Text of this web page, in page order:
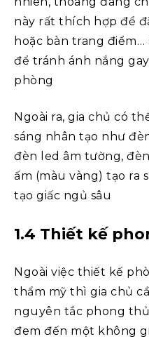
này rất thích hợp để
hoặc bàn trang
để tránh ánh nắng
phòng
Ngoài ra, gia chủ có
sáng nhân tạo như
đèn led âm tường,
ấm (màu vàng) tạo ra
tạo giấc ngủ sâu
1.4 Thiết kế
Ngoài việc thiết kế
thẩm mỹ thì gia chủ
nguyên tắc phong
đem đến một không